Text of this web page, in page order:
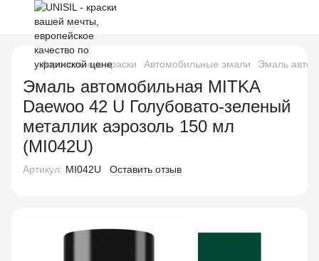
Аэрозольные краски Автомобильные эмали Эмаль
Эмаль автомобильная MITKA
Daewoo 42 U Голубовато-зеленый
металлик аэрозоль 150 мл
(MI042U)
Артикул: MI042U Оставить отзыв